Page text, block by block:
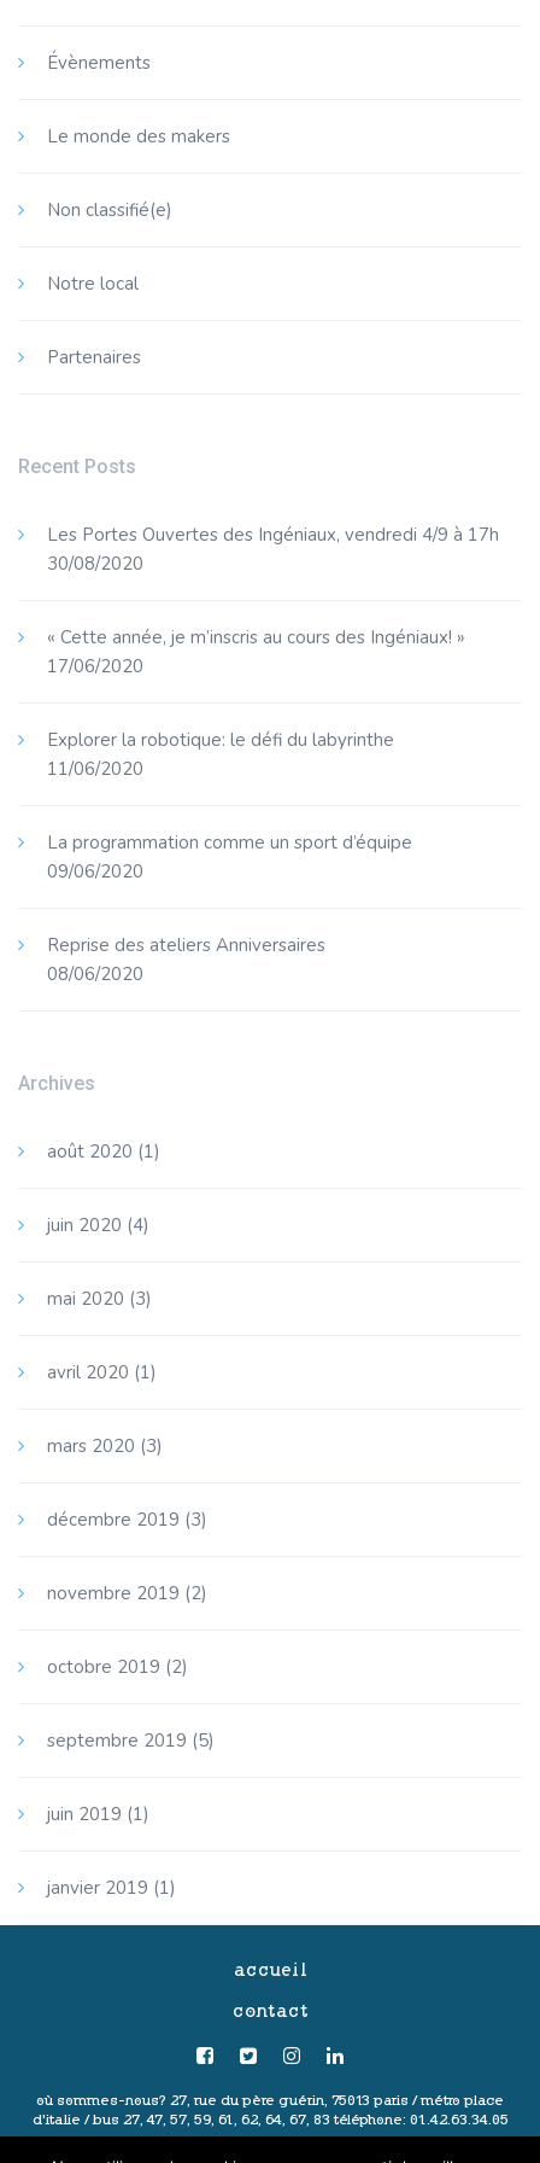
Évènements
Le monde des makers
Non classifié(e)
Notre local
Partenaires
Recent Posts
Les Portes Ouvertes des Ingéniaux, vendredi 4/9 à 17h
30/08/2020
« Cette année, je m’inscris au cours des Ingéniaux! »
17/06/2020
Explorer la robotique: le défi du labyrinthe
11/06/2020
La programmation comme un sport d’équipe
09/06/2020
Reprise des ateliers Anniversaires
08/06/2020
Archives
août 2020 (1)
juin 2020 (4)
mai 2020 (3)
avril 2020 (1)
mars 2020 (3)
décembre 2019 (3)
novembre 2019 (2)
octobre 2019 (2)
septembre 2019 (5)
juin 2019 (1)
janvier 2019 (1)
accueil
contact
où sommes-nous? 27, rue du père guérin, 75013 paris /métro place
d'italie / bus 27, 47, 57, 59, 61, 62, 64, 67, 83 téléphone: 01.42.63.34.05